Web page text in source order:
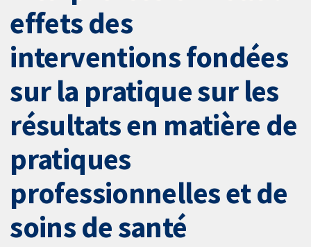
effets des
interventions fondées
sur la pratique sur les
résultats en matière de
pratiques
professionnelles et de
soins de santé